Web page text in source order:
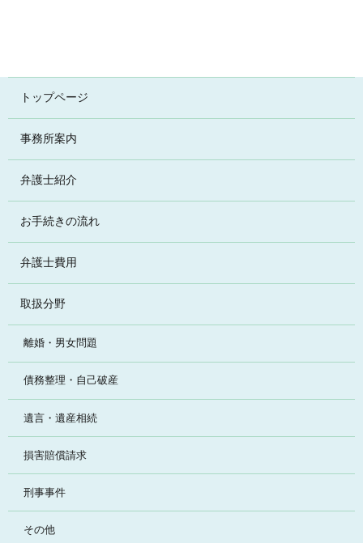
トップページ
事務所案内
弁護士紹介
お手続きの流れ
弁護士費用
取扱分野
離婚・男女問題
債務整理・自己破産
遺言・遺産相続
損害賠償請求
刑事事件
その他